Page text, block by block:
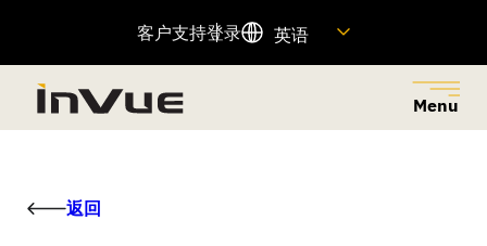
客户支持登录 英语
Menu
返回